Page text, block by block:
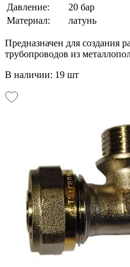
Давление:
20 бар
Материал:
латунь
Предназначен для создания
трубопроводов из
В наличии: 19 шт